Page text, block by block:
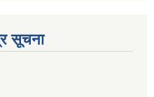
सूचना